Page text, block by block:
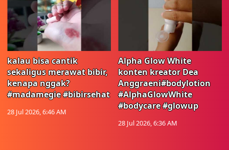
kalau bisa cantik
sekaligus merawat bibir,
kenapa nggak?
#madamegie #bibirsehat
28 Jul 2026, 6:46 AM
Alpha Glow White
konten kreator Dea
Anggraeni#bodylotion
#AlphaGlowWhite
#bodycare #glowup
28 Jul 2026, 6:36 AM